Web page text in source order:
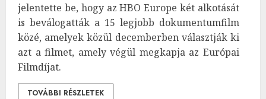
jelentette be, hogy az HBO Europe két alkotását
is beválogatták a 15 legjobb dokumentumfilm
közé, amelyek közül decemberben választják ki
azt a filmet, amely végül megkapja az Európai
Filmdíjat.
TOVÁBBI RÉSZLETEK